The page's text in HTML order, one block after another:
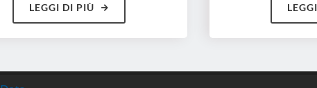
LEGGI DI PIÙ